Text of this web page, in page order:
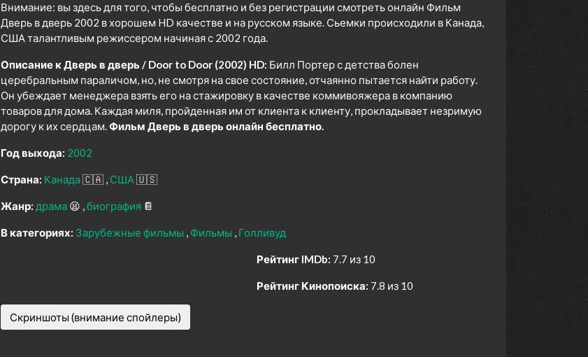
Внимание: вы здесь для того, чтобы бесплатно и без регистрации смотреть онлайн Фильм
Дверь в дверь 2002 в хорошем HD качестве и на русском языке. Сьемки происходили в Канада,
США талантливым режиссером начиная с 2002 года.
Описание к Дверь в дверь / Door to Door (2002) HD: Билл Портер с детства болен
церебральным параличом, но, не смотря на свое состояние, отчаянно пытается найти работу.
Он убеждает менеджера взять его на стажировку в качестве коммивояжера в компанию
товаров для дома. Каждая миля, пройденная им от клиента к клиенту, прокладывает незримую
дорогу к их сердцам.Фильм Дверь в дверь онлайн бесплатно.
Год выхода: 2002
Страна: Канада🇨🇦 США🇺🇸
Жанр: драма 😫 биография 📔
В категориях: Зарубежные фильмы Фильмы Голливуд
Рейтинг IMDb: 7.7 из 10
Рейтинг Кинопоиска: 7.8 из 10
Скриншоты (внимание спойлеры)